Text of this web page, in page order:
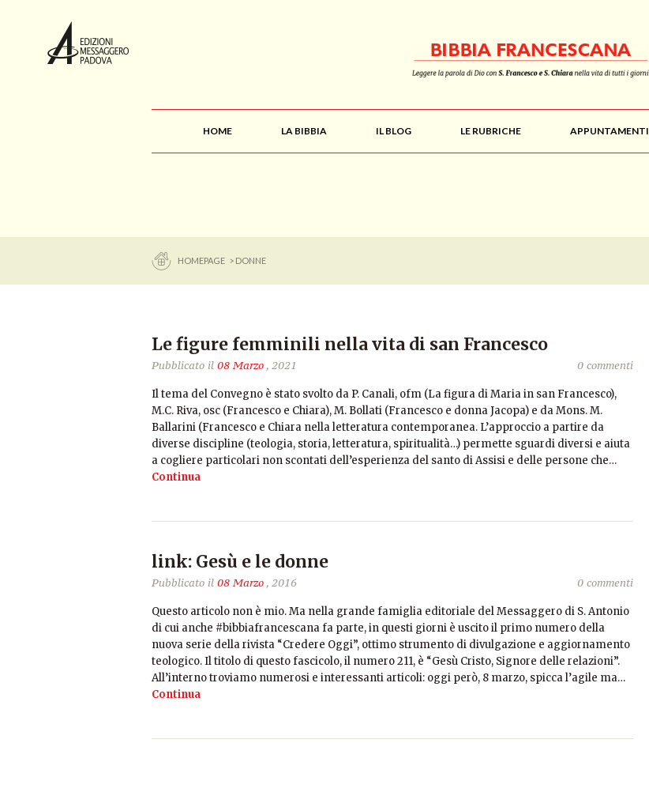
HOME LA BIBBIA IL BLOG LE RUBRICHE APPUNTAMENTI
HOMEPAGE > DONNE
Le figure femminili nella vita di san Francesco
Pubblicato il 08 Marzo, 2021 0 commenti
Il tema del Convegno è stato svolto da P. Canali, ofm (La figura di Maria in san Francesco),
M.C. Riva, osc (Francesco e Chiara), M. Bollati (Francesco e donna Jacopa) e da Mons. M.
Ballarini (Francesco e Chiara nella letteratura contemporanea. L’approccio a partire da
diverse discipline (teologia, storia, letteratura, spiritualità…) permette sguardi diversi e aiuta
a cogliere particolari non scontati dell’esperienza del santo di Assisi e delle persone che…
Continua
link: Gesù e le donne
Pubblicato il 08 Marzo, 2016 0 commenti
Questo articolo non è mio. Ma nella grande famiglia editoriale del Messaggero di S. Antonio
di cui anche #bibbiafrancescana fa parte, in questi giorni è uscito il primo numero della
nuova serie della rivista “Credere Oggi”, ottimo strumento di divulgazione e aggiornamento
teologico. Il titolo di questo fascicolo, il numero 211, è “Gesù Cristo, Signore delle relazioni”.
All’interno troviamo numerosi e interessanti articoli: oggi però, 8 marzo, spicca l’agile ma…
Continua